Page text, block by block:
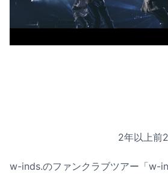
2年以上前
w-inds.のファンクラブツアー「w-